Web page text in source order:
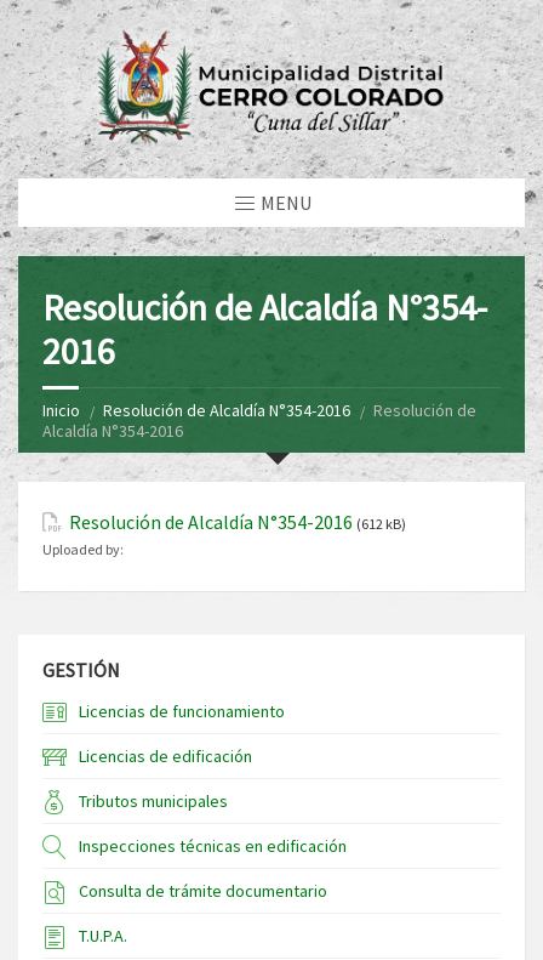
MENU
Resolución de Alcaldía N°354-
2016
Inicio Resolución de Alcaldía N°354-2016
Resolución de
Alcaldía N°354-2016
Resolución de Alcaldía N°354-2016 (612 kB)
Uploaded by:
GESTIÓN
Licencias de funcionamiento
Licencias de edificación
Tributos municipales
Inspecciones técnicas en edificación
Consulta de trámite documentario
T.U.P.A.